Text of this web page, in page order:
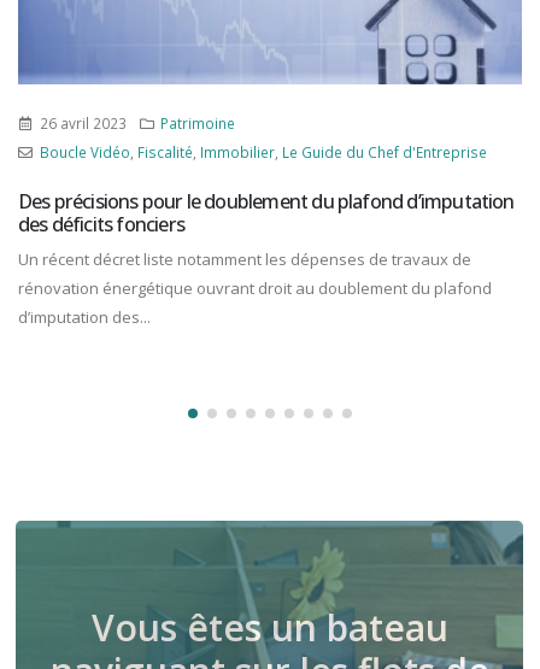
26 avril 2023
Patrimoine
Boucle Vidéo Fiscalité Immobilier, Le Guide du Chef d'Entreprise
Des précisions pour le doublement du plafond d’imputation
des déficits fonciers
Un récent décret liste notamment les dépenses de travaux de
rénovation énergétique ouvrant droit au doublement du plafond
d’imputation des...
Vous êtes un bateau